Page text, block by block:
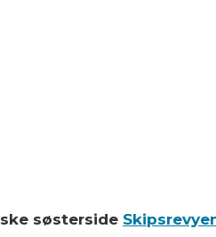
søsterside